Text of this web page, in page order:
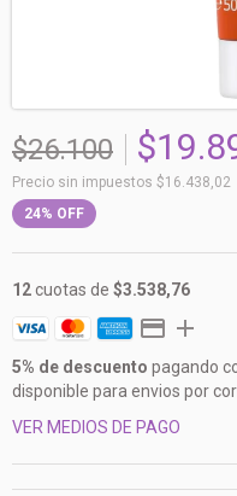
$26.100
Precio sin impuestos $16.438,02
24% OFF
12cuotas de $3.538,76
5% de descuento pagando
disponible para envios por
VER MEDIOS DE PAGO